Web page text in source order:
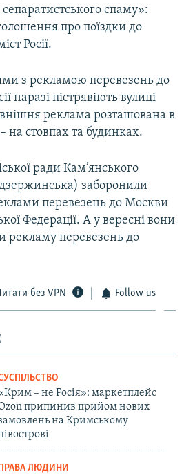
спаму»:
про поїздки до
Росії.
з рекламою перевезень до
наразі пістрявіють вулиці
реклама розташована в
на стовпах та будинках.
ради Кам’янського
заборонили
перевезень до Москви
Федерації. А у вересні вони
рекламу перевезень до
без VPN Follow us
– не Росія»: маркетплейс
припинив прийом нових
на Кримському
ПРАВА ЛЮДИНИ